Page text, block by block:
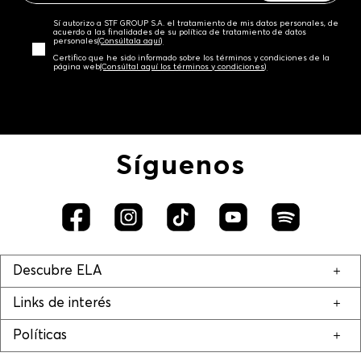
Sí autorizo a STF GROUP S.A. el tratamiento de mis datos personales, de
acuerdo a las finalidades de su política de tratamiento de datos
personales‎(Consúltala aquí)
Certifico que he sido informado sobre los términos y condiciones de la
página web‎(Consúltal aquí los términos y condiciones)
Síguenos
Descubre ELA
Links de interés
Políticas